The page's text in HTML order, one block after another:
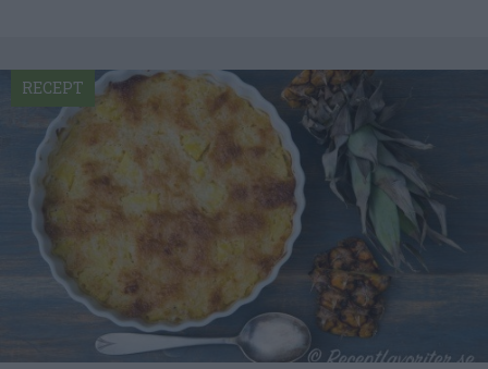
RECEPT